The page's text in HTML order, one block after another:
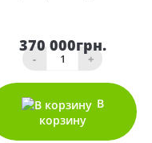
370 000грн.
- +
В
корзину